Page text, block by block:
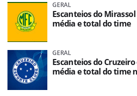
GERAL
Escanteios do Mirassol
média e total do time
GERAL
Escanteios do Cruzeiro
média e total do time